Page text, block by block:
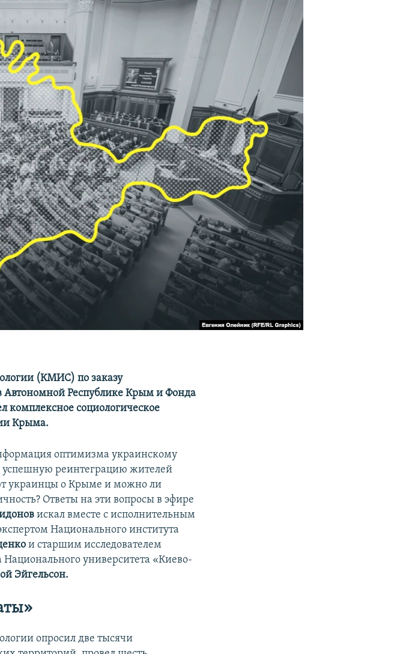
(КМИС) по заказу
Автономной Республике Крым и Фонда
комплексное социологическое
Крыма.
оптимизма украинскому
успешную реинтеграцию жителей
украинцы о Крыме и можно ли
Ответы на эти вопросы в эфире
искал вместе с исполнительным
Национального института
и старшим исследователем
университета «Киево-
Эйгельсон.
»
опросил две тысячи